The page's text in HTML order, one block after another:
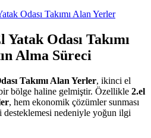
Odası Takımı
Alma Süreci
Takımı Alan Yerler, ikinci el
bölge haline gelmiştir. Özellikle 2.el
, hem ekonomik çözümler sunması
nedeniyle yoğun ilgi